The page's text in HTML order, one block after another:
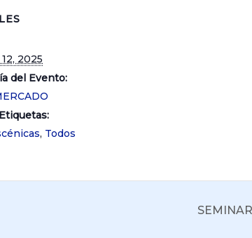
2025
del Evento:
, Todos